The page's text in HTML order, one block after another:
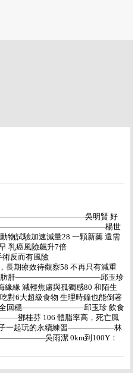
――――――――――――――吳明賢 好
排毒―――――――――――――――楊世
驗加速減量28 一顆新藥 還需
癌風險飆升7倍
反而有風險
療效待觀察58 不再只有減重
轉脂肪肝―――――――――――邱玉珍
減輕焦慮與孤獨感80 和陌生
6大超級食物 生理時鐘也能倒著
全回穩――――――――邱玉珍 飲食
鄧桂芬 106 體脂率高，死亡風
子一起玩的永續練習――――――林
吳雨潔 0km到100Y：